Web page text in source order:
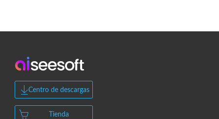
Centro de descargas
Tienda